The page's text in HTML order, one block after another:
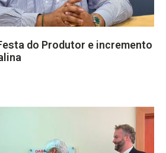
do Produtor e incremento